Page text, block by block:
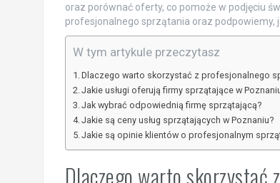
oraz porównać oferty, co pomoże w podjęciu
profesjonalnego sprzątania oraz podpowiemy,
W tym artykule przeczytasz
Dlaczego warto skorzystać z profesjonalnego
Jakie usługi oferują firmy sprzątające w
Jak wybrać odpowiednią firmę sprzątającą?
Jakie są ceny usług sprzątających w Poznaniu?
Jakie są opinie klientów o profesjonalnym
Dlaczego warto